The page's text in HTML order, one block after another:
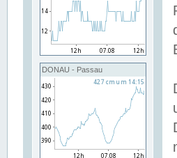
DONAU - Passau